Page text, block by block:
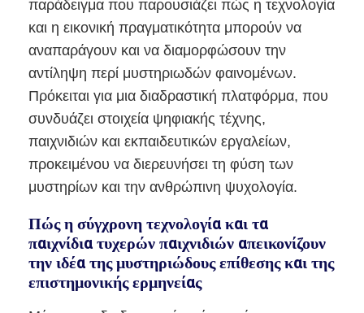
παράδειγμα που παρουσιάζει πώς η τεχνολογία
και η εικονική πραγματικότητα μπορούν να
αναπαράγουν και να διαμορφώσουν την
αντίληψη περί μυστηριωδών φαινομένων.
Πρόκειται για μια διαδραστική πλατφόρμα, που
συνδυάζει στοιχεία ψηφιακής τέχνης,
παιχνιδιών και εκπαιδευτικών εργαλείων,
προκειμένου να διερευνήσει τη φύση των
μυστηρίων και την ανθρώπινη ψυχολογία.
Πώς η σύγχρονη τεχνολογία και τα
παιχνίδια τυχερών παιχνιδιών απεικονίζουν
την ιδέα της μυστηριώδους επίθεσης και της
επιστημονικής ερμηνείας